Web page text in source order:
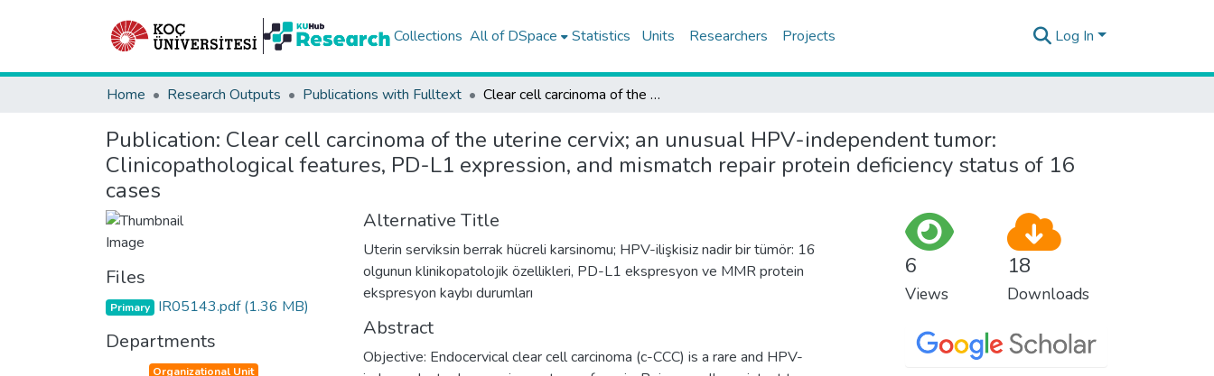
Collections All of DSpace Statistics Units Researchers Projects Log In
Home Research Outputs Publications with Fulltext Clear cell carcinoma of the uterine cervix; an unusual HPV-independent tumor: Clinicopathological features, PD-L1 expression, and mismatch repair protein deficiency status of 16 cases
Publication: Clear cell carcinoma of the uterine cervix; an unusual HPV-independent tumor:
Clinicopathological features, PD-L1 expression, and mismatch repair protein deficiency status of 16
cases
Files
Primary IR05143.pdf(1.36 MB)
Departments
Organizational Unit
Alternative Title
Uterin serviksin berrak hücreli karsinomu; HPV-ilişkisiz nadir bir tümör: 16
olgunun klinikopatolojik özellikleri, PD-L1 ekspresyon ve MMR protein
ekspresyon kaybı durumları
Abstract
Objective: Endocervical clear cell carcinoma (c-CCC) is a rare and HPV-
6
Views
18
Downloads